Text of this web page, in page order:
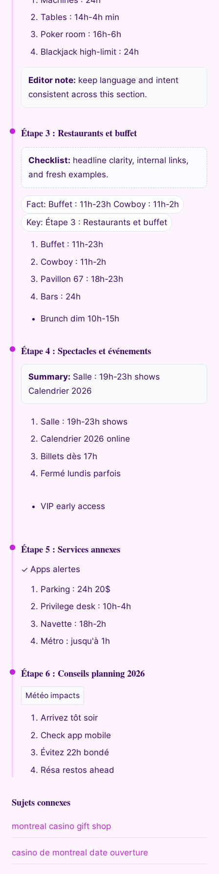
Tables : 14h-4h min
Poker room : 16h-6h
Blackjack high-limit : 24h
Editor note: keep language and intent
consistent across this section.
Étape 3 : Restaurants et buffet
Checklist: headline clarity, internal links,
and fresh examples.
Fact: Buffet : 11h-23h Cowboy : 11h-2h
Key: Étape 3 : Restaurants et buffet
Buffet : 11h-23h
Cowboy : 11h-2h
Pavillon 67 : 18h-23h
Bars : 24h
Brunch dim 10h-15h
Étape 4 : Spectacles et événements
Summary: Salle : 19h-23h shows
Calendrier 2026
Salle : 19h-23h shows
Calendrier 2026 online
Billets dès 17h
Fermé lundis parfois
VIP early access
Étape 5 : Services annexes
✓ Apps alertes
Parking : 24h 20$
Privilege desk : 10h-4h
Navette : 18h-2h
Métro : jusqu'à 1h
Étape 6 : Conseils planning 2026
Météo impacts
Arrivez tôt soir
Check app mobile
Évitez 22h bondé
Résa restos ahead
Sujets connexes
montreal casino gift shop
casino de montreal date ouverture